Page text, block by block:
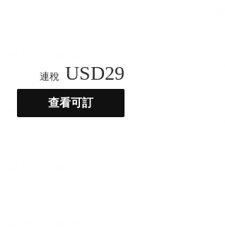
連稅 USD29
查看可訂